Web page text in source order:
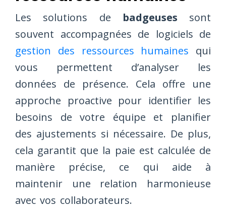
Les solutions de badgeuses sont
souvent accompagnées de logiciels de
gestion des ressources humaines qui
vous permettent d’analyser les
données de présence. Cela offre une
approche proactive pour identifier les
besoins de votre équipe et planifier
des ajustements si nécessaire. De plus,
cela garantit que la paie est calculée de
manière précise, ce qui aide à
maintenir une relation harmonieuse
avec vos collaborateurs.